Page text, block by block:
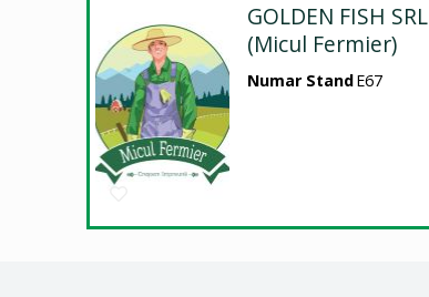
GOLDEN FISH SRL
(Micul Fermier)
Numar StandE67